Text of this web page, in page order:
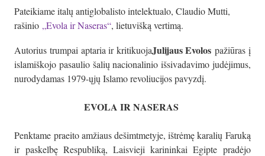
Pateikiame italų antiglobalisto intelektualo, Claudio Mutti,
rašinio „Evola ir Naseras“, lietuvišką vertimą.
Autorius trumpai aptaria ir kritikuojaJulijaus Evolos pažiūras į
islamiškojo pasaulio šalių nacionalinio išsivadavimo judėjimus,
nurodydamas 1979-ųjų Islamo revoliucijos pavyzdį.
EVOLA IR NASERAS
Penktame praeito amžiaus dešimtmetyje, ištrėmę karalių Faruką
ir paskelbę Respubliką, Laisvieji karininkai Egipte pradėjo